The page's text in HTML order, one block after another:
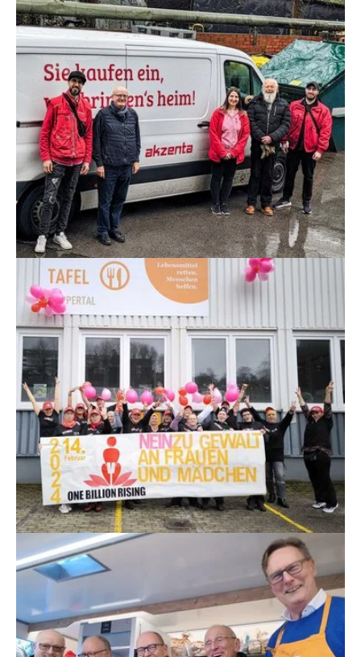
Show larger version
Show larger version
Show larger version